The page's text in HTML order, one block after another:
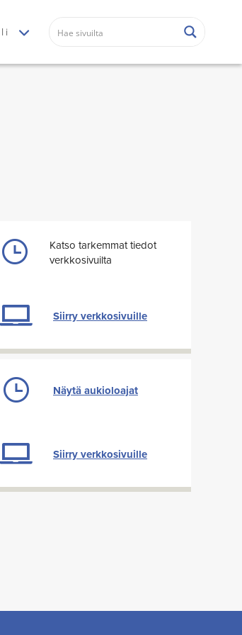
Katso tarkemmat tiedot
verkkosivuilta
Siirry verkkosivuille
Näytä aukioloajat
Siirry verkkosivuille